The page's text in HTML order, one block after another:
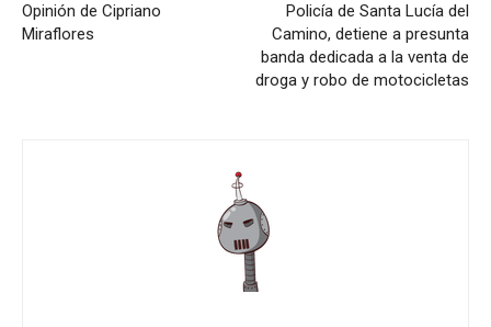
Opinión de Cipriano
Miraflores
Policía de Santa Lucía del
Camino, detiene a presunta
banda dedicada a la venta de
droga y robo de motocicletas